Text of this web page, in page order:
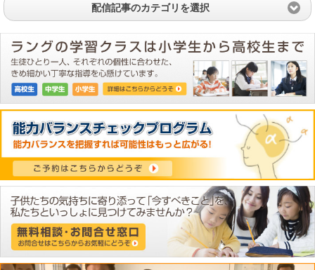
配信記事のカテゴリを選択